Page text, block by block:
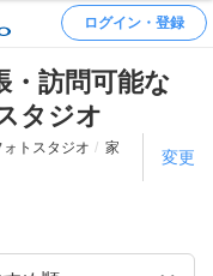
ログイン・登録
・訪問可能な
タジオ
トスタジオ
家
変更